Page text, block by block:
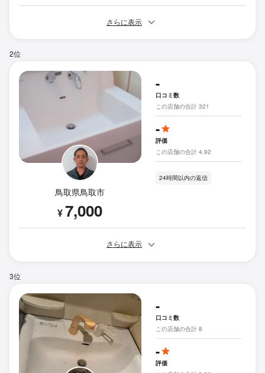
さらに表示
2位
鳥取県鳥取市
¥7,000
-
口コミ数
この店舗の合計 321
-
評価
この店舗の合計 4.92
24時間以内の返信
さらに表示
3位
-
口コミ数
この店舗の合計 8
-
評価